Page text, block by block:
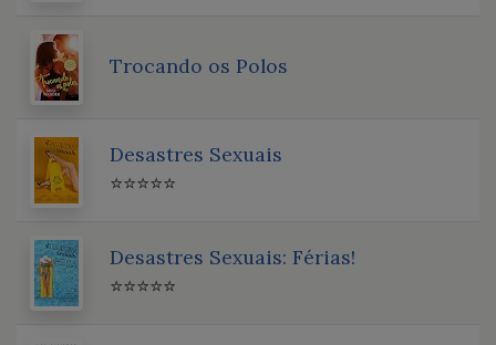
Trocando os Polos
Desastres Sexuais
⭐⭐⭐⭐⭐
Desastres Sexuais: Férias!
⭐⭐⭐⭐⭐